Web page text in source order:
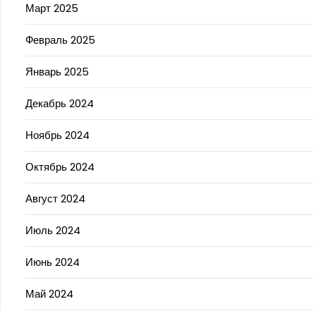
Март 2025
Февраль 2025
Январь 2025
Декабрь 2024
Ноябрь 2024
Октябрь 2024
Август 2024
Июль 2024
Июнь 2024
Май 2024